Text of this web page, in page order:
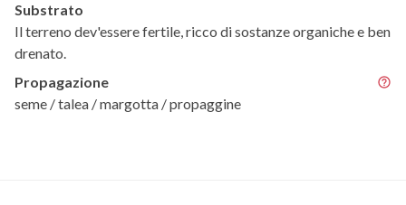
Substrato
Il terreno dev'essere fertile, ricco di sostanze organiche e ben
drenato.
Propagazione
seme / talea / margotta / propaggine